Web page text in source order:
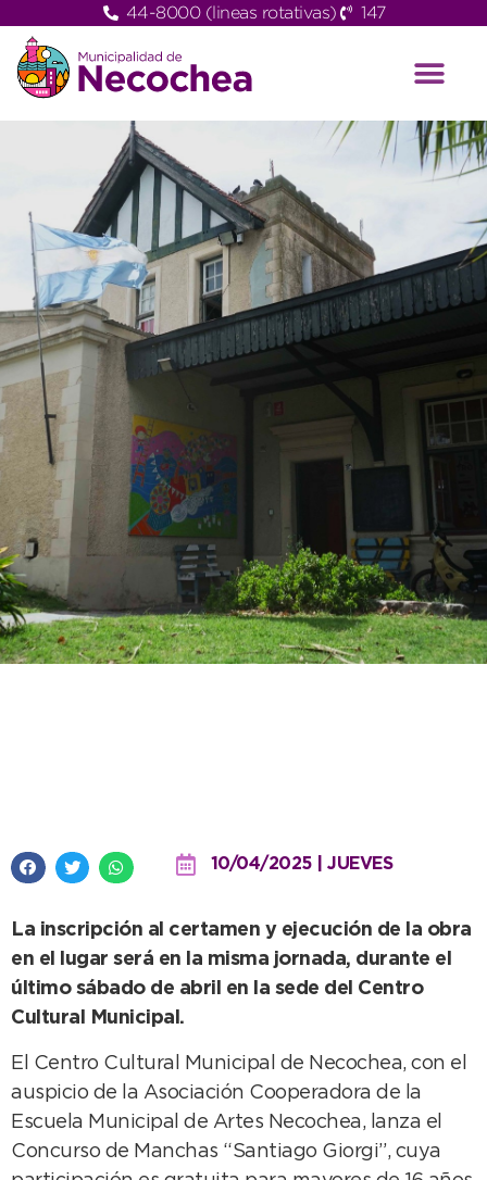
44-8000 (lineas rotativas) 147
10/04/2025 | JUEVES
La inscripción al certamen y ejecución de la obra
en el lugar será en la misma jornada, durante el
último sábado de abril en la sede del Centro
Cultural Municipal.
El Centro Cultural Municipal de Necochea, con el
auspicio de la Asociación Cooperadora de la
Escuela Municipal de Artes Necochea, lanza el
Concurso de Manchas “Santiago Giorgi”, cuya